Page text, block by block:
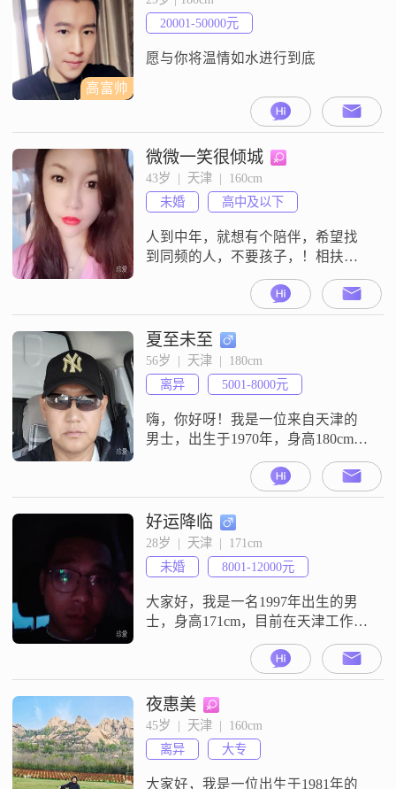
高富帅
20001-50000元
愿与你将温情如水进行到底
微微一笑很倾城
43岁  |  天津  |  160cm
未婚
高中及以下
人到中年，就想有个陪伴，希望找
到同频的人，不要孩子，！相扶到
夏至未至
56岁  |  天津  |  180cm
离异
5001-8000元
嗨，你好呀！我是一位来自天津的
男士，出生于1970年，身高180cm，
目前月收入在5001到8000元之间。
虽然我的学历只是高中及以下，但
我一直秉持着真诚可靠的原则，在
生活和工作中不断努力。
好运降临
28岁  |  天津  |  171cm
未婚
8001-12000元
大家好，我是一名1997年出生的男
士，身高171cm，目前在天津工作，
月收入在8001到12000元之间
##3002##我拥有大学本科学历，自
认为是一个稳重可靠的人，责任感
强，做事成熟稳重##3002##在生活
中，我注重家庭和朋友的感受，常
常愿意倾听他人的想法和需求
##3002##我认为，沟通是解决问题
的关键，因此我总
夜惠美
45岁  |  天津  |  160cm
离异
大专
大家好，我是一位出生于1981年的